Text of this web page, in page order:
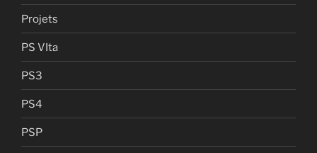
Projets
PS VIta
PS3
PS4
PSP